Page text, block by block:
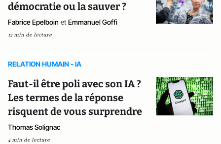
démocratie ou la sauver ?
Fabrice Epelboin et Emmanuel Goffi
12 min de lecture
RELATION HUMAIN - IA
Faut-il être poli avec son IA ?
Les termes de la réponse
risquent de vous surprendre
Thomas Solignac
4 min de lecture